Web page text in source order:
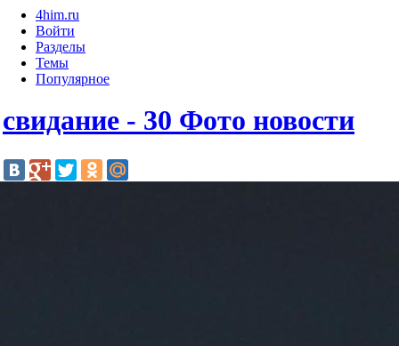
4him.ru
Войти
Разделы
Темы
Популярное
свидание - 30 Фото новости